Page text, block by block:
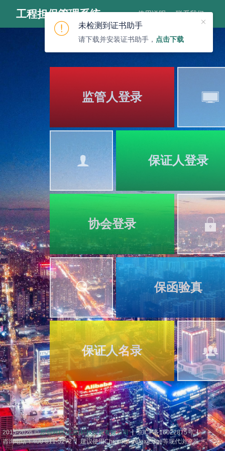
工程担保管理系统 使用说明 联系我们
监管人登录
保证人登录
协会登录
保函验真
保证人名录
2015-2026 ©思创网联(北京)科技发展有限公司
京ICP备16022875号
咨询电话：400-811-5272
建议使用Chrome/Firefox/Edge等现代浏览器
未检测到证书助手
请下载并安装证书助手， 点击下载